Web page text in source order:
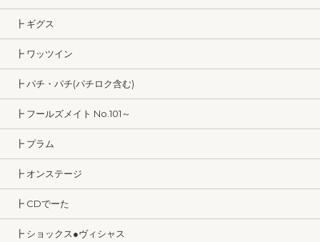
┣ ギグス
┣ ワッツイン
┣ パチ・パチ(パチロク含む)
┣ フールズメイト No.101～
┣ プラム
┣ オンステージ
┣ CDでーた
┣ ショックス●ヴィシャス